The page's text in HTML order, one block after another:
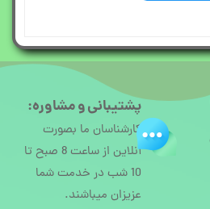
پشتیبانی و مشاوره:
کارشناسان ما بصورت
آنلاین از ساعت 8 صبح تا
10 شب در خدمت شما
عزیزان میباشند.